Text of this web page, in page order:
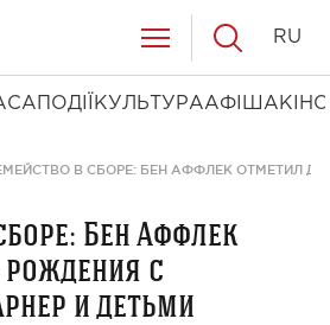
ПОДІЇ КУЛЬТУРААФІША КІНО
RU
В СБОРЕ: БЕН АФФЛЕК ОТМЕТИЛ
Бен Аффлек
рождения с
и детьми